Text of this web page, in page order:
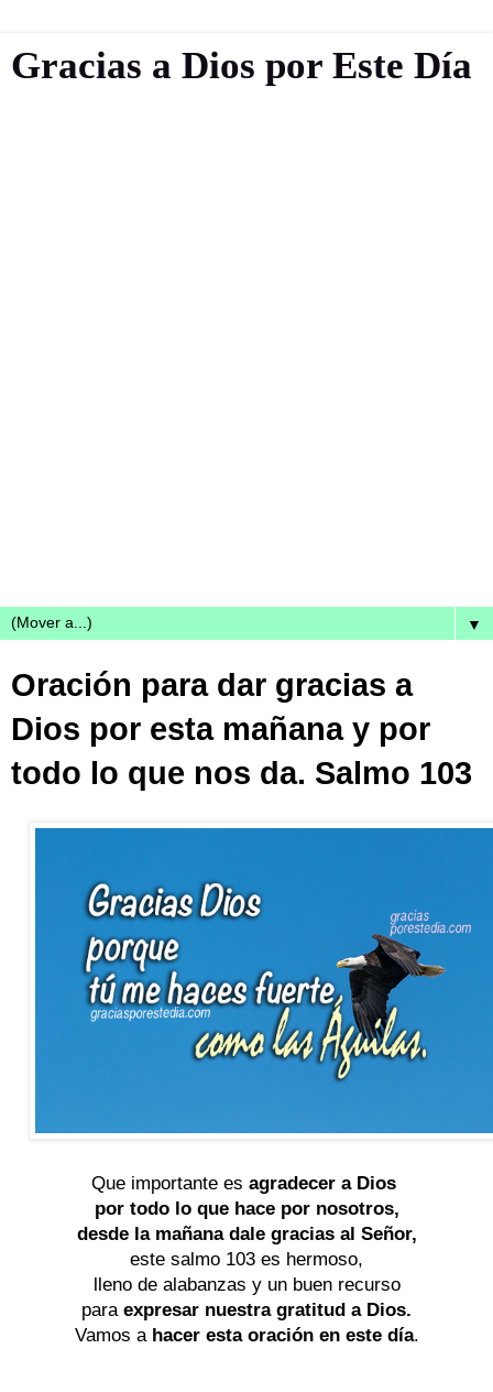
Gracias a Dios por Este Día
▼
Oración para dar gracias a
Dios por esta mañana y por
todo lo que nos da. Salmo 103
Que importante es agradecer a Dios
por todo lo que hace por nosotros,
desde la mañana dale gracias al Señor,
este salmo 103 es hermoso,
lleno de alabanzas y un buen recurso
para expresar nuestra gratitud a Dios.
Vamos a hacer esta oración en este día.